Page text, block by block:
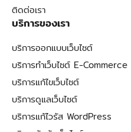
ติดต่อเรา
บริการของเรา
บริการออกแบบเว็บไซต์
บริการทำเว็บไซต์ E-Commerce
บริการแก้ไขเว็บไซต์
บริการดูแลเว็บไซต์
บริการแก้ไวรัส WordPress